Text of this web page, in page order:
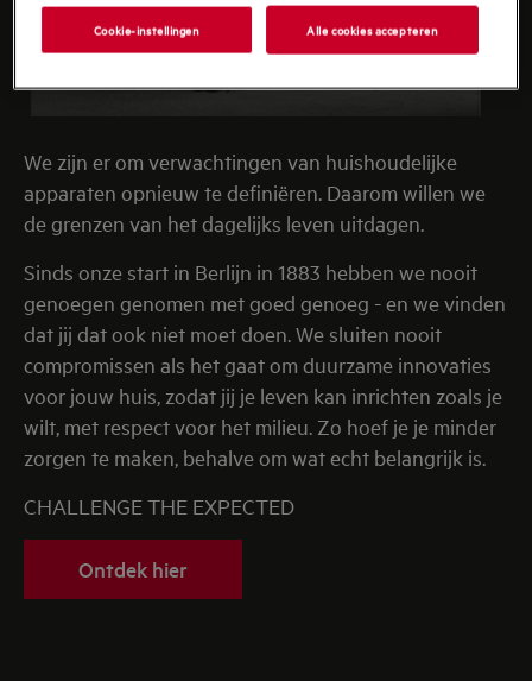
We zijn er om verwachtingen van huishoudelijke
apparaten opnieuw te definiëren. Daarom willen we
de grenzen van het dagelijks leven uitdagen.
Sinds onze start in Berlijn in 1883 hebben we nooit
genoegen genomen met goed genoeg - en we vinden
dat jij dat ook niet moet doen. We sluiten nooit
compromissen als het gaat om duurzame innovaties
voor jouw huis, zodat jij je leven kan inrichten zoals je
wilt, met respect voor het milieu. Zo hoef je je minder
zorgen te maken, behalve om wat echt belangrijk is.
CHALLENGE THE EXPECTED
Ontdek hier
Cookie-instellingen Alle cookies accepteren